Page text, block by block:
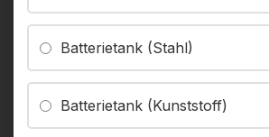
Batterietank (Stahl)
Batterietank (Kunststoff)